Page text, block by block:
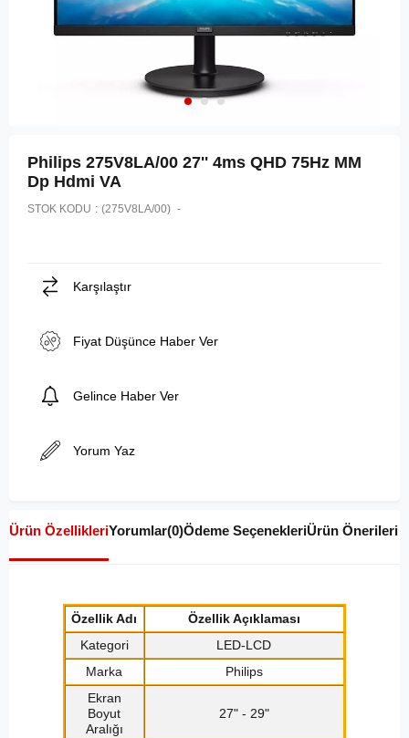
Philips 275V8LA/00 27'' 4ms QHD 75Hz MM
Dp Hdmi VA
STOK KODU (275V8LA/00)
Karşılaştır
Fiyat Düşünce Haber Ver
Gelince Haber Ver
Yorum Yaz
Ürün ÖzellikleriYorumlar(0)Ödeme SeçenekleriÜrün Önerileri
Özellik Adı
Özellik Açıklaması
Kategori
LED-LCD
Marka
Philips
Ekran
Boyut
Aralığı
27" - 29"